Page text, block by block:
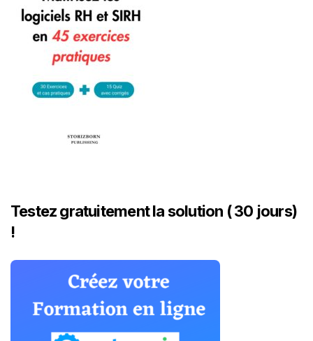
Testez gratuitement la solution ( 30 jours)
!